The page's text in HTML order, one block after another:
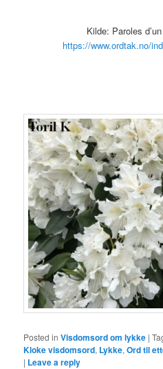
Kilde: Paroles
https://www.ordtak.no/
Posted in Visdomsord om lykke |
Kloke visdomsord, Lykke,Ord til
| Leave a reply